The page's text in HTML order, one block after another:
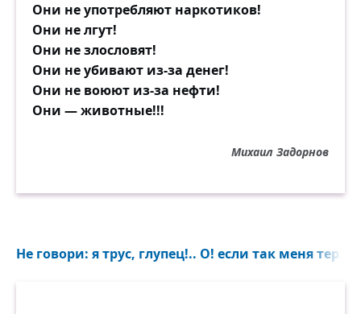
Они не употребляют наркотиков!
Они не лгут!
Они не злословят!
Они не убивают из-за денег!
Они не воюют из-за нефти!
Они — животные!!!
Михаил Задорнов
Не говори: я трус, глупец!.. О! если так меня